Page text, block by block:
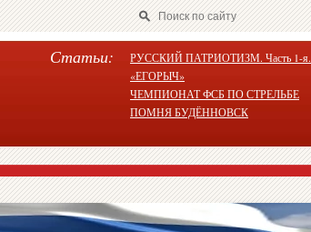
Статьи:
РУССКИЙ ПАТРИОТИЗМ. Часть 1-я.
«ЕГОРЫЧ»
ЧЕМПИОНАТ ФСБ ПО СТРЕЛЬБЕ
ПОМНЯ БУДЁННОВСК